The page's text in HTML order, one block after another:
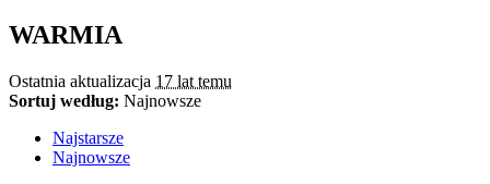
WARMIA
Ostatnia aktualizacja 17 lat temu
Sortuj według: Najnowsze
Najstarsze
Najnowsze